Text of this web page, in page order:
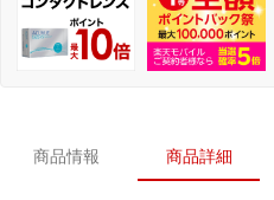
商品情報 商品詳細